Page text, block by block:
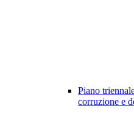
Piano
corruzione e